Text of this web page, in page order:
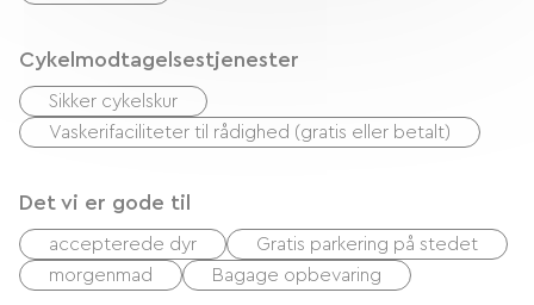
Cykelmodtagelsestjenester
Sikker cykelskur
Vaskerifaciliteter til rådighed (gratis eller betalt)
Det vi er gode til
accepterede dyr
Gratis parkering på stedet
morgenmad
Bagage opbevaring